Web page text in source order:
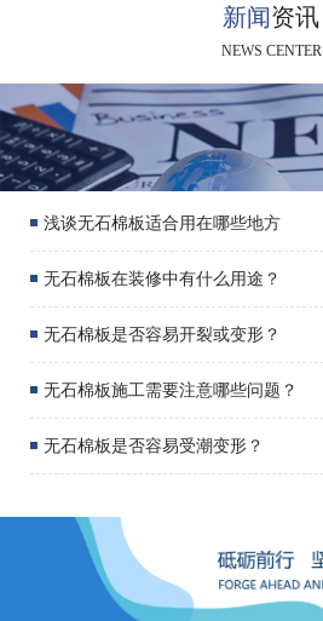
新闻资讯
NEWS CENTER
浅谈无石棉板适合用在哪些地方
无石棉板在装修中有什么用途？
无石棉板是否容易开裂或变形？
无石棉板施工需要注意哪些问题？
无石棉板是否容易受潮变形？